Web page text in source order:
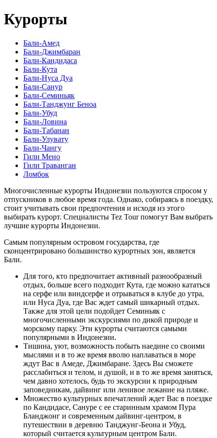
Курорты
Бали-Амед
Бали-Джимбаран
Бали-Кандидаса
Бали-Кута
Бали-Нуса Дуа
Бали-Санур
Бали-Семиньяк
Бали-Танджунг Беноа
Бали-Убуд
Бали-Ловина
Бали-Табанан
Бали-Улувату
Бали-Чангу
Гили Мено
Гили Траванган
Ломбок
Многочисленные курорты Индонезии пользуются спросом у
отпускников в любое время года. Однако, собираясь в поездку,
стоит учитывать свои предпочтения и исходя из этого
выбирать курорт. Специалисты Tez Tour помогут Вам выбрать
лучшие курорты Индонезии.
Самым популярным островом государства, где
сконцентрировано большинство курортных зон, является
Бали.
Для того, кто предпочитает активный разнообразный
отдых, больше всего подходит Кута, где можно кататься
на серфе или виндсерфе и отрываться в клубе до утра,
или Нуса Дуа, где Вас ждет самый шикарный отдых.
Также для этой цели подойдет Семиньяк с
многочисленными экскурсиями по дикой природе и
морскому парку. Эти курорты считаются самыми
популярными в Индонезии.
Тишина, уют, возможность побыть наедине со своими
мыслями и в то же время вволю наплаваться в море
ждут Вас в Амеде, Джимбаране. Здесь Вы сможете
расслабиться и телом, и душой, и в то же время заняться,
чем давно хотелось, будь то экскурсии к природным
заповедникам, дайвинг или ленивое лежание на пляже.
Множество культурных впечатлений ждет Вас в поездке
по Кандидасе, Сануре с ее старинным храмом Пура
Бланджонг и современным дайвинг-центром, в
путешествии в деревню Танджунг-Беона и Убуд,
который считается культурным центром Бали.